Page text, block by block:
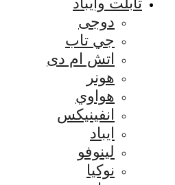
دوجى
جي تاب
اتش ام دى
هونر
هواوي
انفينيكس
ايباد
لينوفو
نوكيا